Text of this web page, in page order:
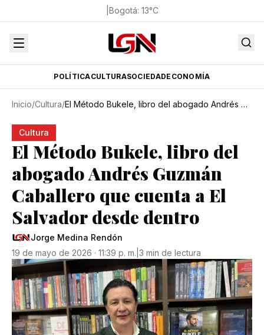
Bogotá: 13°C
POLÍTICACULTURASOCIEDADECONOMÍA
Inicio/Cultura/ El Método Bukele, libro del abogado Andrés Guzmán Caballero que cuenta a El Salvador desde dentro
Cultura
El Método Bukele, libro del
abogado Andrés Guzmán
Caballero que cuenta a El
Salvador desde dentro
Jorge Medina Rendón
19 de mayo de 2026 · 11:39 p. m. 3 min de lectura